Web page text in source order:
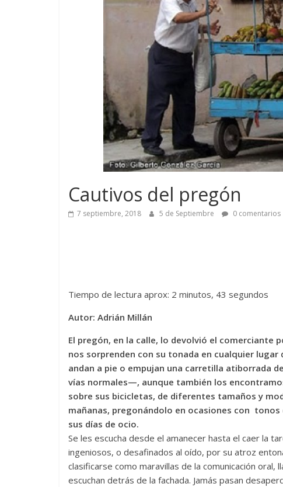
Cautivos del pregón
7 septiembre, 2018 5 de Septiembre 0 comentarios
Tiempo de lectura aprox: 2 minutos, 43 segundos
Autor: Adrián Millán
El pregón, en la calle, lo devolvió el
nos sorprenden con su tonada en cualquier
andan a pie o empujan una carretilla atiborrada
vías normales—, aunque también los
sobre sus bicicletas, de diferentes tamaños y
mañanas, pregonándolo en ocasiones con
sus días de ocio.
Se les escucha desde el amanecer hasta el caer la
ingeniosos, o desafinados al oído, por su atroz
clasificarse como maravillas de la comunicación
escuchan detrás de la fachada. Jamás pasan